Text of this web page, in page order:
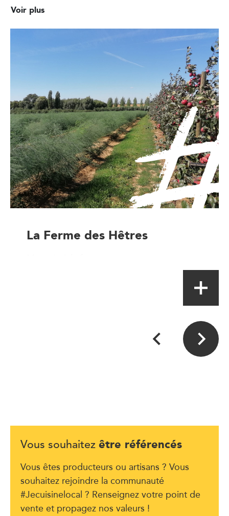
Voir plus
La Ferme des Hêtres
Vous souhaitez être référencés
Vous êtes producteurs ou artisans ? Vous
souhaitez rejoindre la communauté
#Jecuisinelocal ? Renseignez votre point de
vente et propagez nos valeurs !